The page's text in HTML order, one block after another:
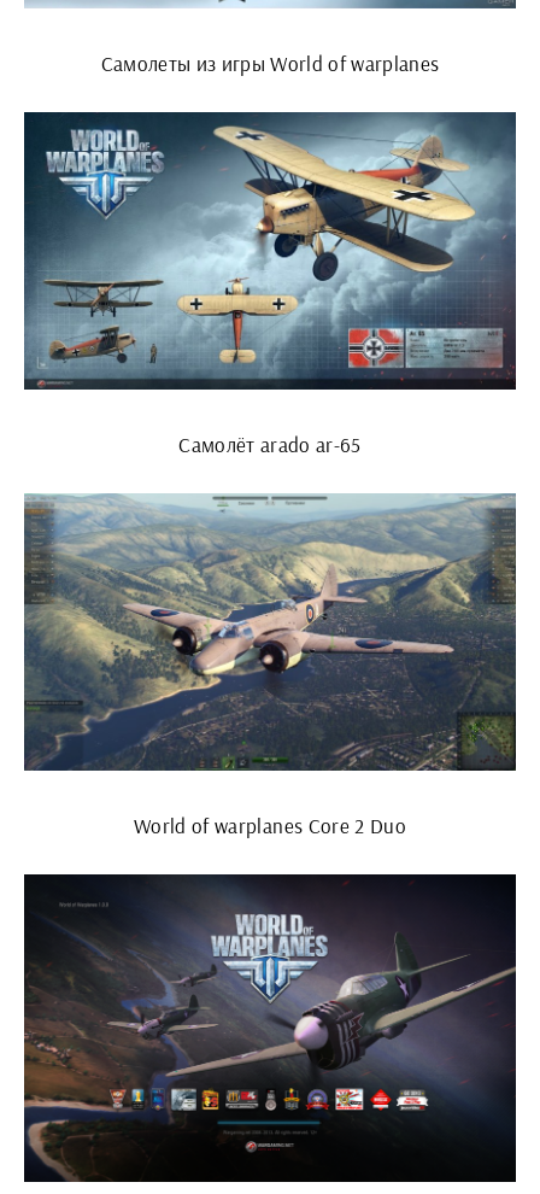
Самолеты из игры World of warplanes
Самолёт arado ar-65
World of warplanes Core 2 Duo